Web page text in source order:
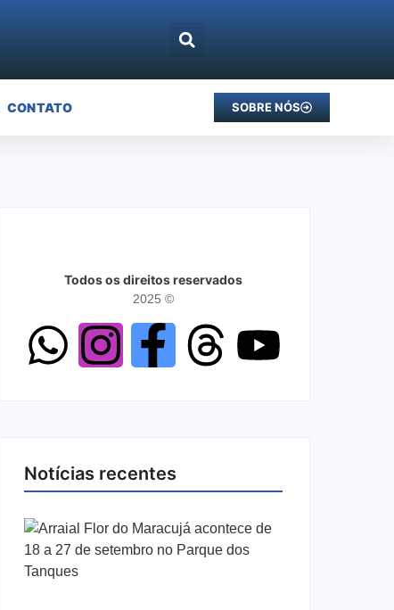
CONTATO SOBRE NÓS
Todos os direitos reservados
2025 ©
Notícias recentes